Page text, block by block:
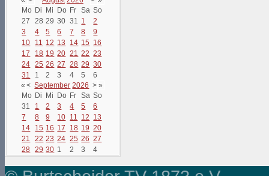
Mo Di Mi Do Fr Sa So
27
28 29 30 31 1
2
3
4 5 6 7 8
9
10
11 12 13 14 15 16
17
18 19 20 21 22 23
24 25 26 27 28 29 30
31
1 2 3 4 5
6
« < September 2026 > »
Mo Di Mi Do Fr Sa So
31
1 2 3 4 5
6
7
8 9 10 11 12 13
14
15 16 17 18 19 20
21
22 23 24 25 26 27
28 29 30 1 2 3 4